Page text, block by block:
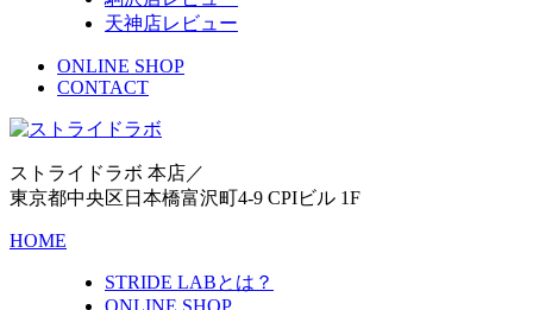
天神店レビュー
ONLINE SHOP
CONTACT
ストライドラボ 本店／
東京都中央区日本橋富沢町4-9 CPIビル 1F
HOME
STRIDE LABとは？